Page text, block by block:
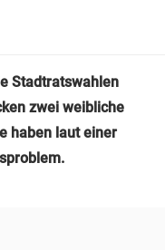
Stadtratswahlen
zwei weibliche
haben laut einer